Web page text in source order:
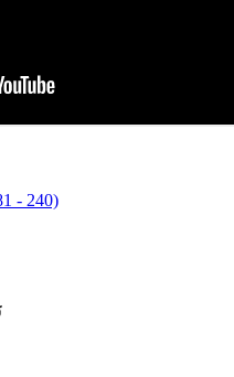
- 240)